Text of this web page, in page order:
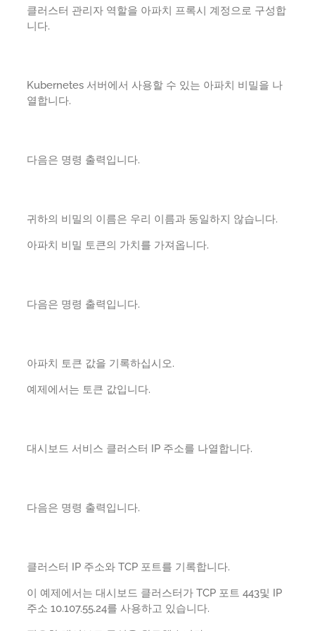
클러스터 관리자 역할을 아파치 프록시 계정으로 구성합
니다.
Kubernetes 서버에서 사용할 수 있는 아파치 비밀을 나
열합니다.
다음은 명령 출력입니다.
귀하의 비밀의 이름은 우리 이름과 동일하지 않습니다.
아파치 비밀 토큰의 가치를 가져옵니다.
다음은 명령 출력입니다.
아파치 토큰 값을 기록하십시오.
예제에서는 토큰 값입니다.
대시보드 서비스 클러스터 IP 주소를 나열합니다.
다음은 명령 출력입니다.
클러스터 IP 주소와 TCP 포트를 기록합니다.
이 예제에서는 대시보드 클러스터가 TCP 포트 443및 IP
주소 10.107.55.24를 사용하고 있습니다.